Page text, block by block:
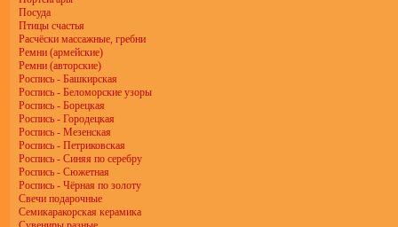
Посуда
Птицы счастья
Расчёски массажные, гребни
Ремни (армейские)
Ремни (авторские)
Роспись - Башкирская
Роспись - Беломорские узоры
Роспись - Борецкая
Роспись - Городецкая
Роспись - Мезенская
Роспись - Петриковская
Роспись - Синяя по серебру
Роспись - Сюжетная
Роспись - Чёрная по золоту
Свечи подарочные
Семикаракорская керамика